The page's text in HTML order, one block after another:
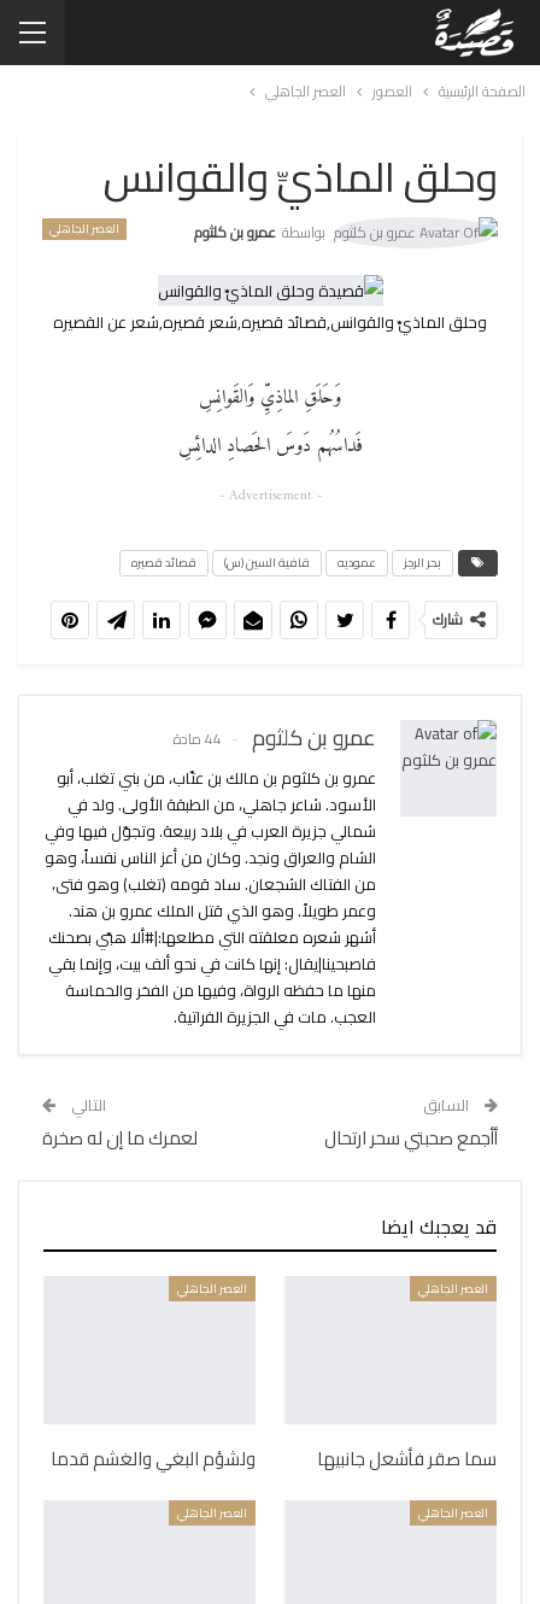
الصفحة الرئيسية العصور العصر الجاهلي
وحلق الماذيِّ والقوانس
العصر الجاهلي بواسطة عمرو بن كلثوم
وحلق الماذيِّ والقوانس,قصائد قصيره,شعر قصيره,شعر عن القصيره
وَحَلَقِ الماذِيِّ وَالقَوانِسِ
فَداسُهُم دَوسَ الحَصادِ الدائِسِ
- Advertisement -
بحر الرجز عموديه قافية السين (س) قصائد قصيره
شارك
عمرو بن كلثوم 44 مادة
عمرو بن كلثوم بن مالك بن عتّاب، من بني تغلب، أبو
الأسود. شاعر جاهلي، من الطبقة الأولى. ولد في
شمالي جزيرة العرب في بلاد ربيعة. وتجوّل فيها وفي
الشام والعراق ونجد. وكان من أعز الناس نفساً، وهو
من الفتاك الشجعان. ساد قومه (تغلب) وهو فتى،
وعمر طويلاً. وهو الذي قتل الملك عمرو بن هند.
أشهر شعره معلقته التي مطلعها:|#ألا هبّي بصحنك
فاصبحينا|يقال: إنها كانت في نحو ألف بيت، وإنما بقي
منها ما حفظه الرواة، وفيها من الفخر والحماسة
العجب. مات في الجزيرة الفراتية.
السابق
أأجمع صحبتي سحر ارتحال
التالي
لعمرك ما إن له صخرة
قد يعجبك ايضا
العصر الجاهلي
سما صقر فأشعل جانبيها
العصر الجاهلي
ولشؤم البغي والغشم قدما
العصر الجاهلي العصر الجاهلي